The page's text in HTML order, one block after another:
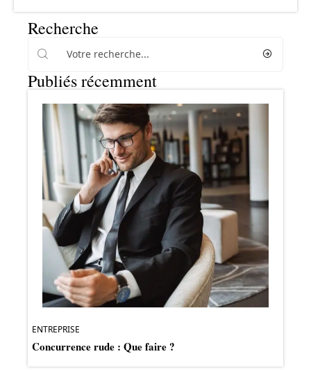
Recherche
Publiés récemment
ENTREPRISE
Concurrence rude : Que faire ?